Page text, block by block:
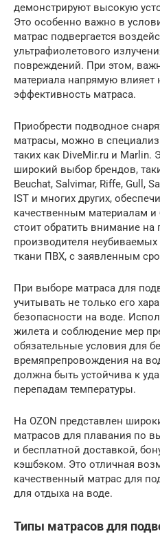
демонстрируют высокую
Это особенно важно в
матрас подвергается
ультрафиолетового
повреждений. При этом,
материала напрямую влияет
эффективность матраса.
Приобрести подводное
матрасы, можно в
таких как DiveMir.ru и
широкий выбор брендов,
Beuchat, Salvimar, Riffe, Gull,
IST и многих других,
качественным материалам и
стоит обратить внимание на
производителя
ткани ПВХ, с заявленным
При выборе матраса для
учитывать не только его
безопасности на воде.
жилета и соблюдение мер
обязательные условия для
времяпрепровождения на
должна быть устойчива к
перепадам температуры.
На OZON представлен
матрасов для плавания по
и бесплатной доставкой,
кэшбэком. Это отличная
качественный матрас для
для отдыха на воде.
Типы матрасов для